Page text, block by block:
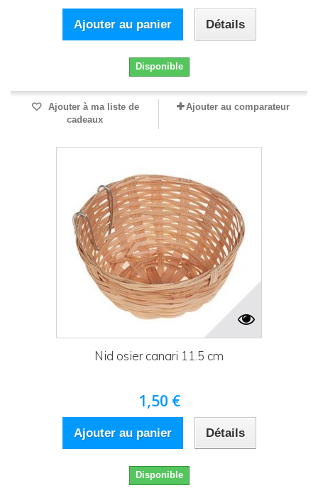
Ajouter au panier Détails
Disponible
Ajouter à ma liste de
cadeaux
Ajouter au comparateur
Nid osier canari 11.5 cm
1,50 €
Ajouter au panier Détails
Disponible